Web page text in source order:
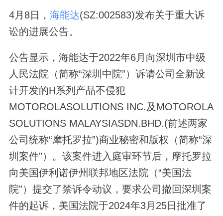
4月8日， 海能达(SZ:002583)发布关于重大诉
讼的进展公告。
公告显示，海能达于2022年6月向深圳市中级
人民法院（简称“深圳中院”）诉请公司全新设
计开发的H系列产品不侵犯
MOTOROLASOLUTIONS INC.及MOTOROLA
SOLUTIONS MALAYSIASDN.BHD.(前述两家
公司统称“摩托罗拉”)商业秘密和版权（简称“深
圳案件”）。该案件进入庭审环节后，摩托罗拉
向美国伊利诺伊州联邦地区法院（“美国法
院”）提交了禁诉令动议，要求公司撤回深圳案
件的起诉，美国法院于2024年3月25日批准了